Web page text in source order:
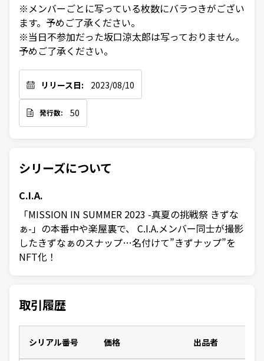
※メンバーごとに写っている枚数にバラつきがござい
ます。予めご了承ください。
※当日不参加だった坂口涼太郎は写っておりません。
予めご了承ください。
リリース日: 2023/08/10
発行数: 50
シリーズについて
C.I.A.
「MISSION IN SUMMER 2023 -真夏の挑戦祭 きずな
ぁ-」の本番中や楽屋裏で、 C.I.A.メンバー同士が撮影
したきずなぁのスナップ…名付けて”きずナップ”を
NFT化！
取引履歴
シリアル番号 価格 出品者